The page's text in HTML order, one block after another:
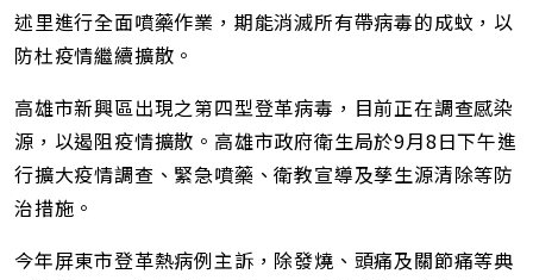
述里進行全面噴藥作業，期能消滅所有帶病毒的成蚊，以
防杜疫情繼續擴散。
高雄市新興區出現之第四型登革病毒，目前正在調查感染
源，以遏阻疫情擴散。高雄市政府衛生局於9月8日下午進
行擴大疫情調查、緊急噴藥、衛教宣導及孳生源清除等防
治措施。
今年屏東市登革熱病例主訴，除發燒、頭痛及關節痛等典